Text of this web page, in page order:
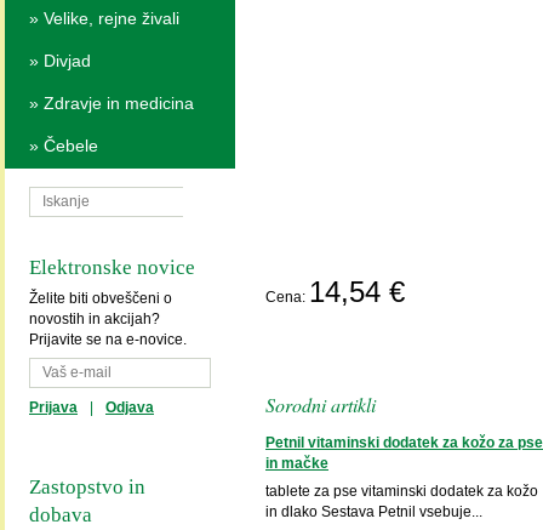
» Velike, rejne živali
» Divjad
» Zdravje in medicina
» Čebele
Elektronske novice
Želite biti obveščeni o
novostih in akcijah?
Prijavite se na e-novice.
Prijava Odjava
Zastopstvo in
dobava
Cena: 14,54 €
Sorodni artikli
Petnil vitaminski dodatek za kožo za pse
in mačke
tablete za pse vitaminski dodatek za kožo
in dlako Sestava Petnil vsebuje...